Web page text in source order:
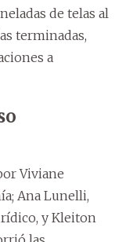
de telas al
terminadas,
a
Viviane
Ana Lunelli,
y Kleiton